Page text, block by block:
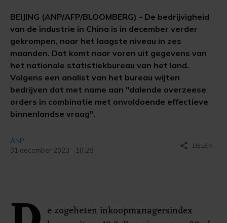
BEIJING (ANP/AFP/BLOOMBERG) - De bedrijvigheid
van de industrie in China is in december verder
gekrompen, naar het laagste niveau in zes
maanden. Dat komt naar voren uit gegevens van
het nationale statistiekbureau van het land.
Volgens een analist van het bureau wijten
bedrijven dat met name aan "dalende overzeese
orders in combinatie met onvoldoende effectieve
binnenlandse vraag".
ANP
31 december 2023 - 10:28
share DELEN
e zogeheten inkoopmanagersindex